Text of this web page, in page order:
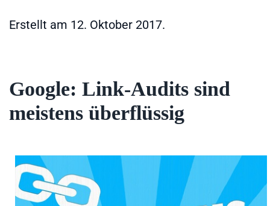
Erstellt am 12. Oktober 2017.
Google: Link-Audits sind
meistens überflüssig